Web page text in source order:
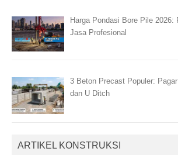
Harga Pondasi Bore Pile 2026:
Jasa Profesional
3 Beton Precast Populer:
dan U Ditch
ARTIKEL KONSTRUKSI